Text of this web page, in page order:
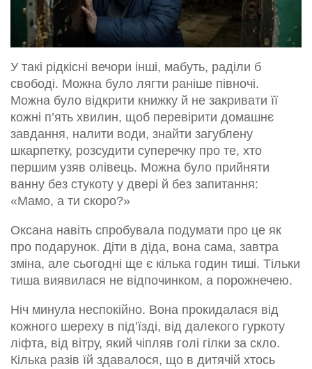
У такі рідкісні вечори інші, мабуть, раділи б
свободі. Можна було лягти раніше півночі.
Можна було відкрити книжку й не закривати її
кожні п’ять хвилин, щоб перевірити домашнє
завдання, налити води, знайти загублену
шкарпетку, розсудити суперечку про те, хто
першим узяв олівець. Можна було прийняти
ванну без стукоту у двері й без запитання:
«Мамо, а ти скоро?»
Оксана навіть спробувала подумати про це як
про подарунок. Діти в діда, вона сама, завтра
зміна, але сьогодні ще є кілька годин тиші. Тільки
тиша виявилася не відпочинком, а порожнечею.
Ніч минула неспокійно. Вона прокидалася від
кожного шереху в під’їзді, від далекого гуркоту
ліфта, від вітру, який чіпляв голі гілки за скло.
Кілька разів їй здавалося, що в дитячій хтось